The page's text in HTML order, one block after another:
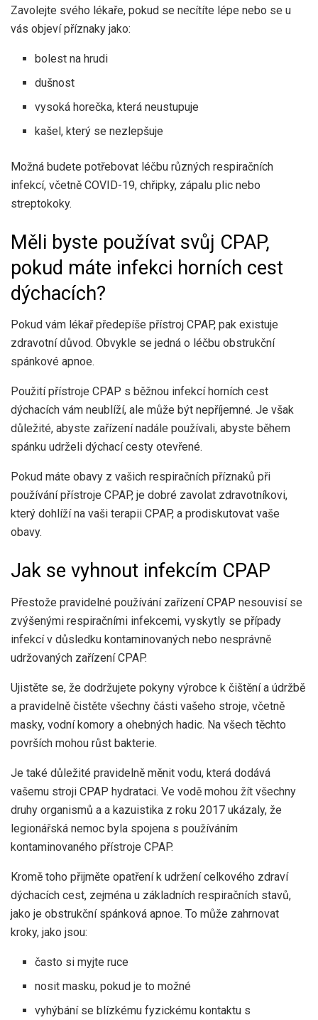
Zavolejte svého lékaře, pokud se necítíte lépe nebo se u
vás objeví příznaky jako:
bolest na hrudi
dušnost
vysoká horečka, která neustupuje
kašel, který se nezlepšuje
Možná budete potřebovat léčbu různých respiračních
infekcí, včetně COVID-19, chřipky, zápalu plic nebo
streptokoky.
Měli byste používat svůj CPAP,
pokud máte infekci horních cest
dýchacích?
Pokud vám lékař předepíše přístroj CPAP, pak existuje
zdravotní důvod. Obvykle se jedná o léčbu obstrukční
spánkové apnoe.
Použití přístroje CPAP s běžnou infekcí horních cest
dýchacích vám neublíží, ale může být nepříjemné. Je však
důležité, abyste zařízení nadále používali, abyste během
spánku udrželi dýchací cesty otevřené.
Pokud máte obavy z vašich respiračních příznaků při
používání přístroje CPAP, je dobré zavolat zdravotníkovi,
který dohlíží na vaši terapii CPAP, a prodiskutovat vaše
obavy.
Jak se vyhnout infekcím CPAP
Přestože pravidelné používání zařízení CPAP nesouvisí se
zvýšenými respiračními infekcemi, vyskytly se případy
infekcí v důsledku kontaminovaných nebo nesprávně
udržovaných zařízení CPAP.
Ujistěte se, že dodržujete pokyny výrobce k čištění a údržbě
a pravidelně čistěte všechny části vašeho stroje, včetně
masky, vodní komory a ohebných hadic. Na všech těchto
površích mohou růst bakterie.
Je také důležité pravidelně měnit vodu, která dodává
vašemu stroji CPAP hydrataci. Ve vodě mohou žít všechny
druhy organismů a a kazuistika z roku 2017 ukázaly, že
legionářská nemoc byla spojena s používáním
kontaminovaného přístroje CPAP.
Kromě toho přijměte opatření k udržení celkového zdraví
dýchacích cest, zejména u základních respiračních stavů,
jako je obstrukční spánková apnoe. To může zahrnovat
kroky, jako jsou:
často si myjte ruce
nosit masku, pokud je to možné
vyhýbání se blízkému fyzickému kontaktu s